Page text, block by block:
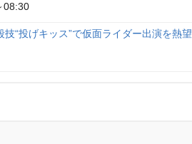
08:30
技“投げキッス”で仮面ライダー出演を熱望